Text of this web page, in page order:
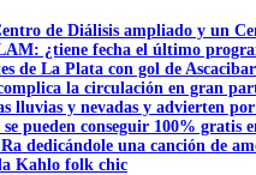
de Diálisis ampliado y un
¿tiene fecha el último
de La Plata con gol de Ascacibar
la circulación en gran
lluvias y nevadas y advierten
pueden conseguir 100% gratis
dedicándole una canción de
Kahlo folk chic